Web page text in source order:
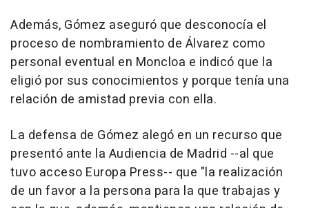
Además, Gómez aseguró que desconocía el
proceso de nombramiento de Álvarez como
personal eventual en Moncloa e indicó que la
eligió por sus conocimientos y porque tenía una
relación de amistad previa con ella.
La defensa de Gómez alegó en un recurso que
presentó ante la Audiencia de Madrid --al que
tuvo acceso Europa Press-- que "la realización
de un favor a la persona para la que trabajas y